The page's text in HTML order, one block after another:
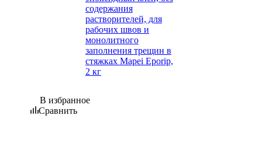
В избранное
Сравнить